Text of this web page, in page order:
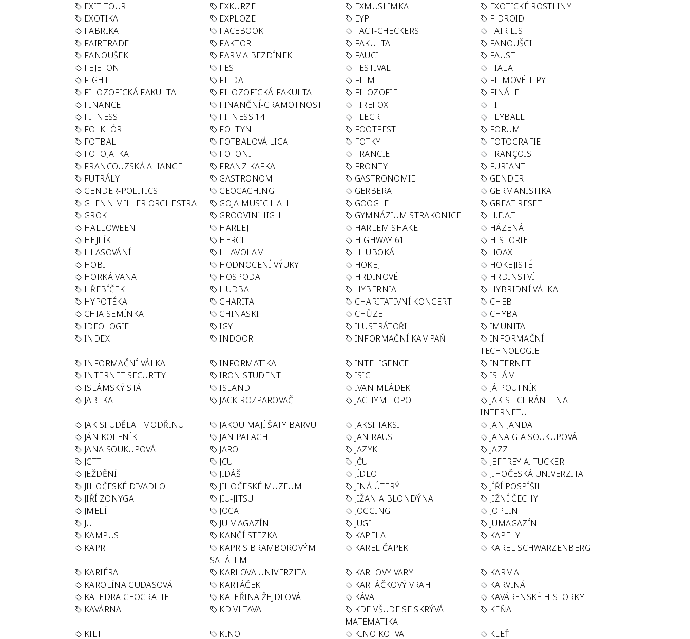
EXIT TOUR
EXKURZE EXMUSLIMKA
EXOTICKÉ ROSTLINY
EXOTIKA
EXPLOZE EYP
F-DROID
FABRIKA
FACEBOOK FACT-CHECKERS
FAIR LIST
FAIRTRADE
FAKTOR FAKULTA
FANOUŠCI
FANOUŠEK
FARMA BEZDÍNEK FAUCI
FAUST
FEJETON
FEST FESTIVAL
FIALA
FIGHT
FILDA FILM
FILMOVÉ TIPY
FILOZOFICKÁ FAKULTA
FILOZOFICKÁ-FAKULTA FILOZOFIE
FINÁLE
FINANCE
FINANČNÍ-GRAMOTNOST FIREFOX
FIT
FITNESS
FITNESS 14 FLEGR
FLYBALL
FOLKLÓR
FOLTYN FOOTFEST
FORUM
FOTBAL
FOTBALOVÁ LIGA FOTKY
FOTOGRAFIE
FOTOJATKA
FOTONI FRANCIE
FRANÇOIS
FRANCOUZSKÁ ALIANCE
FRANZ KAFKA FRONTY
FURIANT
FUTRÁLY
GASTRONOM GASTRONOMIE
GENDER
GENDER-POLITICS
GEOCACHING GERBERA
GERMANISTIKA
GLENN MILLER ORCHESTRA
GOJA MUSIC HALL GOOGLE
GREAT RESET
GROK
GROOVIN´HIGH GYMNÁZIUM STRAKONICE
H.E.A.T.
HALLOWEEN
HARLEJ HARLEM SHAKE
HÁZENÁ
HEJLÍK
HERCI HIGHWAY 61
HISTORIE
HLASOVÁNÍ
HLAVOLAM HLUBOKÁ
HOAX
HOBIT
HODNOCENÍ VÝUKY HOKEJ
HOKEJISTÉ
HORKÁ VANA
HOSPODA HRDINOVÉ
HRDINSTVÍ
HŘEBÍČEK
HUDBA HYBERNIA
HYBRIDNÍ VÁLKA
HYPOTÉKA
CHARITA CHARITATIVNÍ KONCERT
CHEB
CHIA SEMÍNKA
CHINASKI CHŮZE
CHYBA
IDEOLOGIE
IGY ILUSTRÁTOŘI
IMUNITA
INDEX
INDOOR INFORMAČNÍ KAMPAŇ
INFORMAČNÍ
TECHNOLOGIE
INFORMAČNÍ VÁLKA
INFORMATIKA INTELIGENCE
INTERNET
INTERNET SECURITY
IRON STUDENT ISIC
ISLÁM
ISLÁMSKÝ STÁT
ISLAND IVAN MLÁDEK
JÁ POUTNÍK
JABLKA
JACK ROZPAROVAČ JACHYM TOPOL
JAK SE CHRÁNIT NA
INTERNETU
JAK SI UDĚLAT MODŘINU
JAKOU MAJÍ ŠATY BARVU JAKSI TAKSI
JAN JANDA
JÁN KOLENÍK
JAN PALACH JAN RAUS
JANA GIA SOUKUPOVÁ
JANA SOUKUPOVÁ
JARO JAZYK
JAZZ
JCTT
JCU JČU
JEFFREY A. TUCKER
JEŽDĚNÍ
JIDÁŠ JÍDLO
JIHOČESKÁ UNIVERZITA
JIHOČESKÉ DIVADLO
JIHOČESKÉ MUZEUM JINÁ ÚTERÝ
JÍŘÍ POSPÍŠIL
JIŘÍ ZONYGA
JIU-JITSU JIŽAN A BLONDÝNA
JIŽNÍ ČECHY
JMELÍ
JOGA JOGGING
JOPLIN
JU
JU MAGAZÍN JUGI
JUMAGAZÍN
KAMPUS
KANČÍ STEZKA KAPELA
KAPELY
KAPR
KAPR S BRAMBOROVÝM
SALÁTEM
KAREL ČAPEK KAREL SCHWARZENBERG
KARIÉRA KARLOVA UNIVERZITA KARLOVY VARY
KARMA
KAROLÍNA GUDASOVÁ
KARTÁČEK KARTÁČKOVÝ VRAH
KARVINÁ
KATEDRA GEOGRAFIE
KATEŘINA ŽEJDLOVÁ KÁVA
KAVÁRENSKÉ HISTORKY
KAVÁRNA
KD VLTAVA
KDE VŠUDE SE SKRÝVÁ
MATEMATIKA
KEŇA
KILT KINO KINO KOTVA KLEŤ